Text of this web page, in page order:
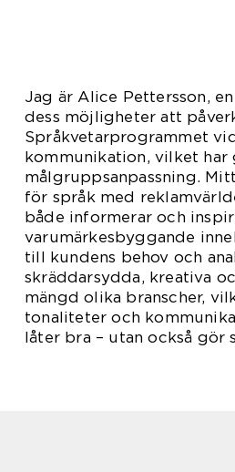
Jag är Alice Pettersson,
dess möjligheter att
Språkvetarprogrammet
kommunikation, vilket
målgruppsanpassning.
för språk med
både informerar och
varumärkesbyggande
till kundens behov och
skräddarsydda, kreativa
mängd olika branscher,
tonaliteter och
låter bra – utan också gör